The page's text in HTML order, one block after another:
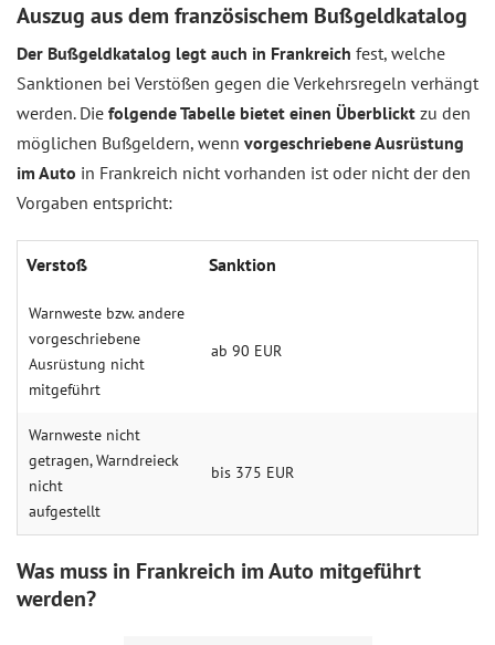
Auszug aus dem französischem Bußgeldkatalog
Der Bußgeldkatalog legt auch in Frankreich fest, welche
Sanktionen bei Verstößen gegen die Verkehrsregeln verhängt
werden. Die folgende Tabelle bietet einen Überblickt zu den
möglichen Bußgeldern, wenn vorgeschriebene Ausrüstung
im Auto in Frankreich nicht vorhanden ist oder nicht der den
Vorgaben entspricht:
Verstoß Sanktion
Warnweste bzw. andere
vorgeschriebene
Ausrüstung nicht
mitgeführt
ab 90 EUR
Warnweste nicht
getragen, Warndreieck
nicht
aufgestellt
bis 375 EUR
Was muss in Frankreich im Auto mitgeführt
werden?